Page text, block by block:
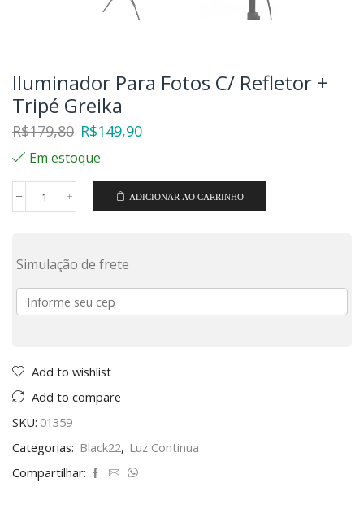
Iluminador Para Fotos C/ Refletor +
Tripé Greika
R$179,80 R$149,90
Em estoque
ADICIONAR AO CARRINHO
Simulação de frete
Add to wishlist
Add to compare
SKU: 01359
Categorias: Black22, Luz Continua
Compartilhar: